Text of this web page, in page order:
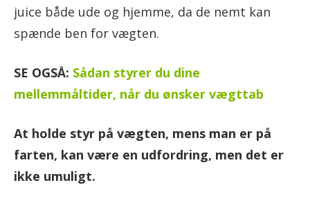
juice både ude og hjemme, da de nemt kan
spænde ben for vægten.
SE OGSÅ: Sådan styrer du dine
mellemmåltider, når du ønsker vægttab
At holde styr på vægten, mens man er på
farten, kan være en udfordring, men det er
ikke umuligt.